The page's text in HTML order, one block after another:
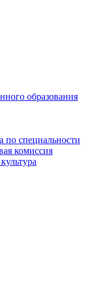
образования
по специальности
комиссия